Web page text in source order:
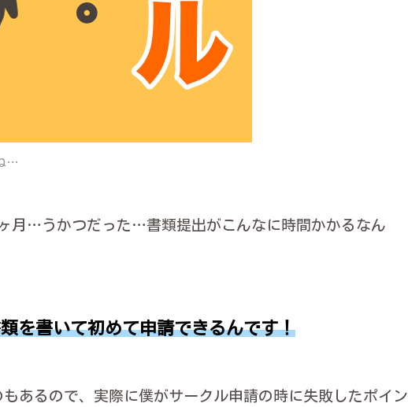
…
月…うかつだった…書類提出がこんなに時間かかるなん
を書いて初めて申請できるんです！
あるので、実際に僕がサークル申請の時に失敗したポイン